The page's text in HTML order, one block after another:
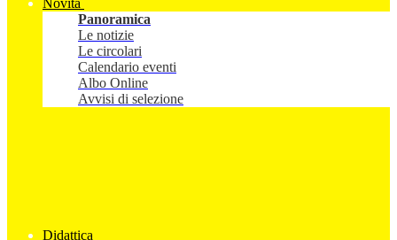
Novità
Panoramica
Le notizie
Le circolari
Calendario eventi
Albo Online
Avvisi di selezione
Didattica